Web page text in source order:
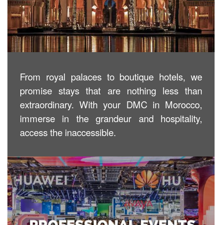
From royal palaces to boutique hotels, we
promise stays that are nothing less than
extraordinary. With your DMC in Morocco,
immerse in the grandeur and hospitality,
access the inaccessible.